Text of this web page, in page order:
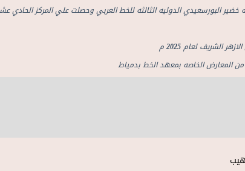
البورسعيدي الدوليه الثالثه للخط العربي وحصلت علي المركز
الشريف لعام 2025 م
المعارض الخاصه بمعهد الخط بدمياط